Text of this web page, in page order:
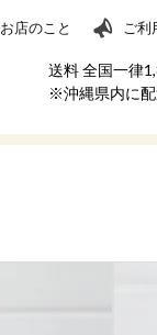
お店のこと ご利
送料 全国一律
※沖縄県内に配